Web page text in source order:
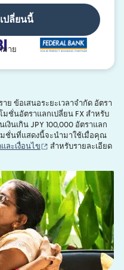
ปลี่ยนนี้
มาย
ข้อเสนอระยะเวลาจำกัด อัตรา
มชั่นอัตราแลกเปลี่ยน FX สำหรับ
งินเกิน JPY 100,000 อัตราแลก
มชั่นที่แสดงนี้จะนำมาใช้เมื่อคุณ
ละเงื่อนไข (เปิดในหน้าต่างใหม่)
สำหรับรายละเอียด